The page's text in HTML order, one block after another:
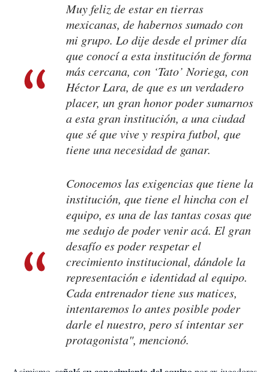
Muy feliz de estar en tierras
mexicanas, de habernos sumado con
mi grupo. Lo dije desde el primer día
que conocí a esta institución de forma
más cercana, con ‘Tato’ Noriega, con
Héctor Lara, de que es un verdadero
placer, un gran honor poder sumarnos
a esta gran institución, a una ciudad
que sé que vive y respira futbol, que
tiene una necesidad de ganar.
Conocemos las exigencias que tiene la
institución, que tiene el hincha con el
equipo, es una de las tantas cosas que
me sedujo de poder venir acá. El gran
desafío es poder respetar el
crecimiento institucional, dándole la
representación e identidad al equipo.
Cada entrenador tiene sus matices,
intentaremos lo antes posible poder
darle el nuestro, pero sí intentar ser
protagonista", mencionó.